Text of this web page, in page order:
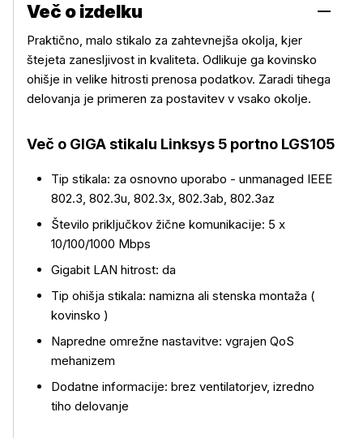
Več o izdelku
Več o izdelku
Praktično, malo stikalo za zahtevnejša okolja, kjer
štejeta zanesljivost in kvaliteta. Odlikuje ga kovinsko
ohišje in velike hitrosti prenosa podatkov. Zaradi tihega
delovanja je primeren za postavitev v vsako okolje.
Več o GIGA stikalu Linksys 5 portno LGS105
Tip stikala: za osnovno uporabo - unmanaged IEEE
802.3, 802.3u, 802.3x, 802.3ab, 802.3az
Število priključkov žične komunikacije: 5 x
10/100/1000 Mbps
Gigabit LAN hitrost: da
Tip ohišja stikala: namizna ali stenska montaža (
kovinsko )
Napredne omrežne nastavitve: vgrajen QoS
mehanizem
Dodatne informacije: brez ventilatorjev, izredno
tiho delovanje